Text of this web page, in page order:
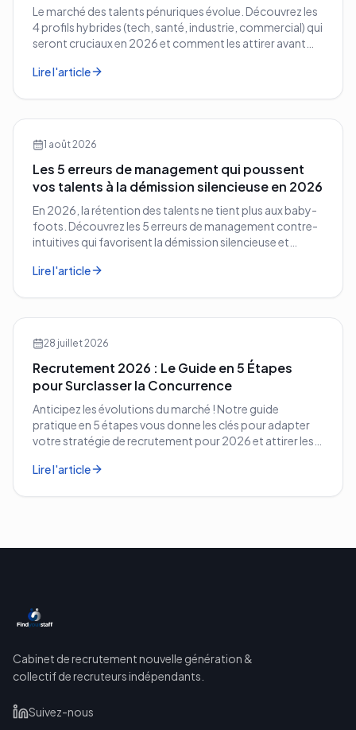
Le marché des talents pénuriques évolue. Découvrez les
4 profils hybrides (tech, santé, industrie, commercial) qui
seront cruciaux en 2026 et comment les attirer avant
Lire l'article
1 août 2026
Les 5 erreurs de management qui poussent
vos talents à la démission silencieuse en 2026
En 2026, la rétention des talents ne tient plus aux baby-
foots. Découvrez les 5 erreurs de management contre-
intuitives qui favorisent la démission silencieuse et
Lire l'article
28 juillet 2026
Recrutement 2026 : Le Guide en 5 Étapes
pour Surclasser la Concurrence
Anticipez les évolutions du marché ! Notre guide
pratique en 5 étapes vous donne les clés pour adapter
votre stratégie de recrutement pour 2026 et attirer les
Lire l'article
Cabinet de recrutement nouvelle génération &
collectif de recruteurs indépendants.
Suivez-nous